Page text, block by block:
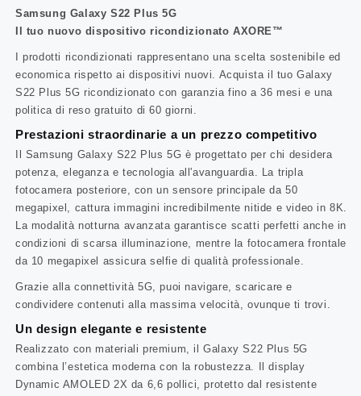
Samsung Galaxy S22 Plus 5G
Il tuo nuovo dispositivo ricondizionato AXORE™
I prodotti ricondizionati rappresentano una scelta sostenibile ed
economica rispetto ai dispositivi nuovi. Acquista il tuo Galaxy
S22 Plus 5G ricondizionato con garanzia fino a 36 mesi e una
politica di reso gratuito di 60 giorni.
Prestazioni straordinarie a un prezzo competitivo
Il Samsung Galaxy S22 Plus 5G è progettato per chi desidera
potenza, eleganza e tecnologia all'avanguardia. La tripla
fotocamera posteriore, con un sensore principale da 50
megapixel, cattura immagini incredibilmente nitide e video in 8K.
La modalità notturna avanzata garantisce scatti perfetti anche in
condizioni di scarsa illuminazione, mentre la fotocamera frontale
da 10 megapixel assicura selfie di qualità professionale.
Grazie alla connettività 5G, puoi navigare, scaricare e
condividere contenuti alla massima velocità, ovunque ti trovi.
Un design elegante e resistente
Realizzato con materiali premium, il Galaxy S22 Plus 5G
combina l’estetica moderna con la robustezza. Il display
Dynamic AMOLED 2X da 6,6 pollici, protetto dal resistente